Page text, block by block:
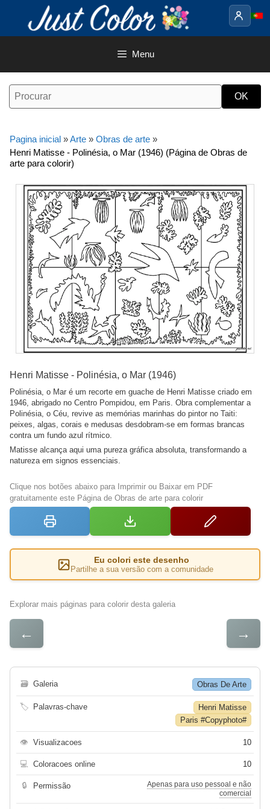
o
Menu
Pagina inicial »Arte » Obras de arte »
Henri Matisse - Polinésia, o Mar (1946) (Página de Obras de
arte para colorir)
Henri Matisse - Polinésia, o Mar (1946)
Polinésia, o Mar é um recorte em guache de Henri Matisse criado em
1946, abrigado no Centro Pompidou, em Paris. Obra complementar a
Polinésia, o Céu, revive as memórias marinhas do pintor no Taiti:
peixes, algas, corais e medusas desdobram-se em formas brancas
contra um fundo azul rítmico.
Matisse alcança aqui uma pureza gráfica absoluta, transformando a
natureza em signos essenciais.
Clique nos botões abaixo para Imprimir ou Baixar em PDF
gratuitamente este Página de Obras de arte para colorir
Eu colori este desenho
Partilhe a sua versão com a comunidade
Explorar mais páginas para colorir desta galeria
← →
🗃 Galeria Obras De Arte
🏷 Palavras-chave
Henri Matisse
Paris #Copyphoto#
👁 Visualizacoes 10
💻 Coloracoes online 10
🔒 Permissão
Apenas para uso pessoal e não
comercial